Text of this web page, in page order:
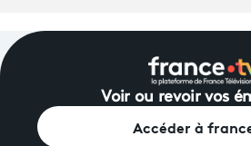
Voir ou revoir vos
Accéder à